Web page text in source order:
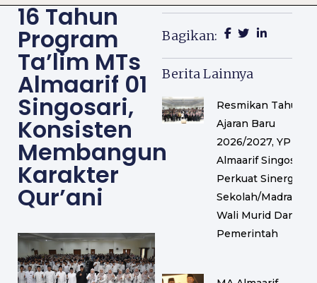
16 Tahun
Program
Ta’lim MTs
Almaarif 01
Singosari,
Konsisten
Membangun
Karakter
Qur’ani
Bagikan:
Berita Lainnya
Resmikan Tahun
Ajaran Baru
2026/2027, YP
Almaarif Singosari
Perkuat Sinergi
Sekolah/Madrasah,
Wali Murid Dan
Pemerintah